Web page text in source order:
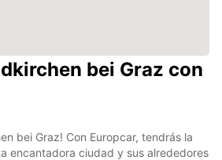
bei Graz con
bei Graz! Con Europcar, tendrás la
encantadora ciudad y sus alrededores